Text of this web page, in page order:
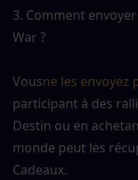
3. Comment
War ?
Vousne les envoyez
participant à des
Destin ou en
monde peut les
Cadeaux.